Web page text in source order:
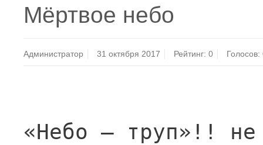
Мёртвое небо
Администратор 31 октября 2017 Рейтинг:0 Голосов:
«Небо — труп»!!